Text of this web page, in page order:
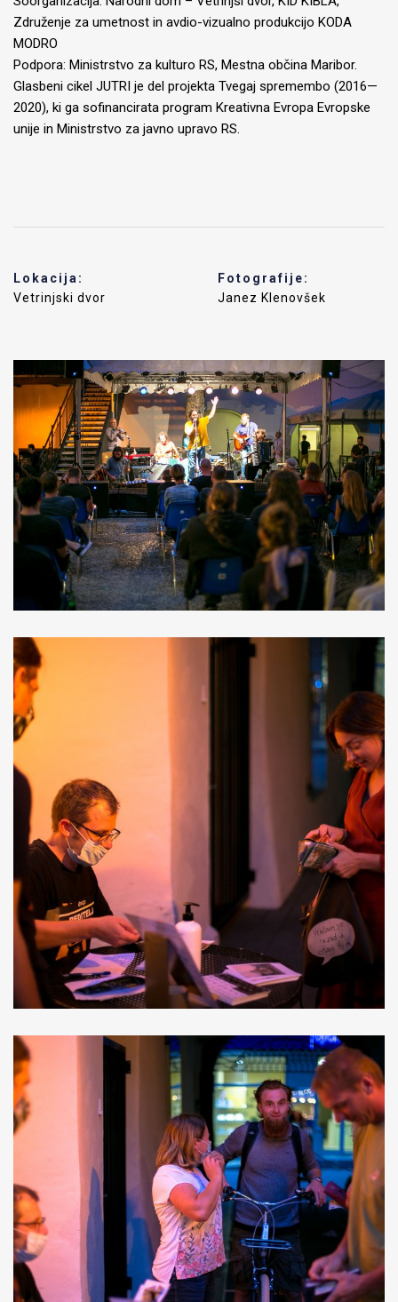
Združenje za umetnost in avdio-vizualno produkcijo KODA
MODRO
Podpora: Ministrstvo za kulturo RS, Mestna občina Maribor.
Glasbeni cikel JUTRI je del projekta Tvegaj spremembo (2016—
2020), ki ga sofinancirata program Kreativna Evropa Evropske
unije in Ministrstvo za javno upravo RS.
Lokacija:
Vetrinjski dvor
Fotografije:
Janez Klenovšek